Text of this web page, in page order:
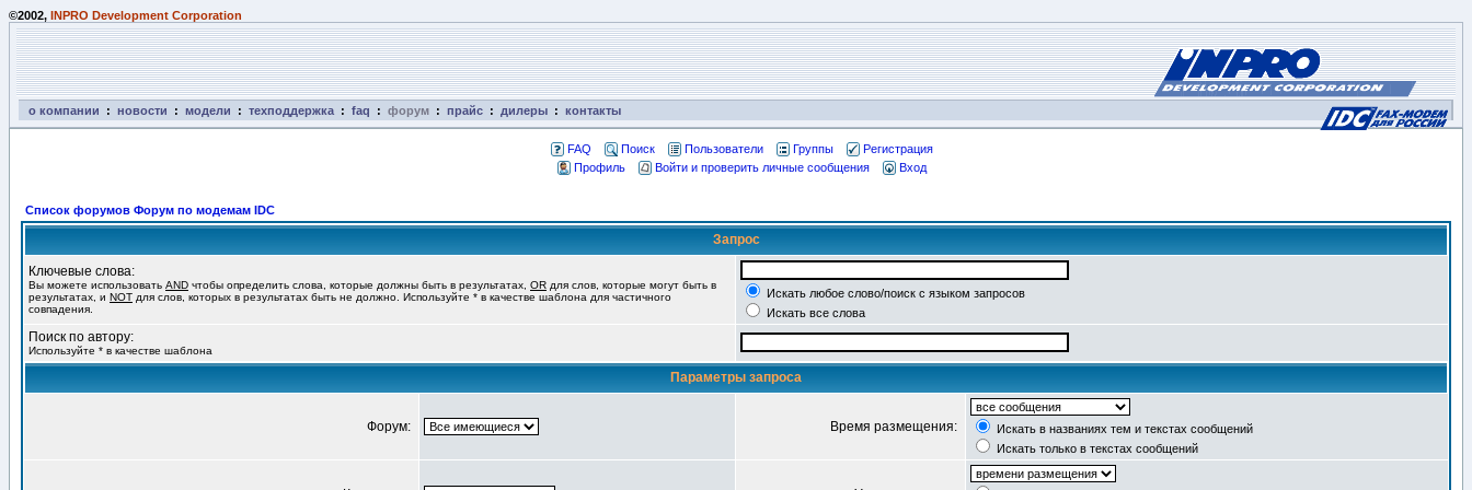
©2002, INPRO Development Corporation
о компании : новости : модели : техподдержка : faq : форум : прайс : дилеры : контакты
FAQ Поиск Пользователи Группы
Регистрация
Профиль
Войти и проверить личные сообщения Вход
Список форумов Форум по модемам IDC
Запрос
Ключевые слова:
Вы можете использовать AND чтобы определить слова, которые должны быть в результатах, OR для слов, которые могут быть в
результатах, и NOT для слов, которых в результатах быть не должно. Используйте * в качестве шаблона для частичного
совпадения.
Искать любое слово/поиск с языком запросов
Искать все слова
Поиск по автору:
Используйте * в качестве шаблона
Параметры запроса
Форум: Время размещения:
Искать в названиях тем и текстах сообщений
Искать только в текстах сообщений